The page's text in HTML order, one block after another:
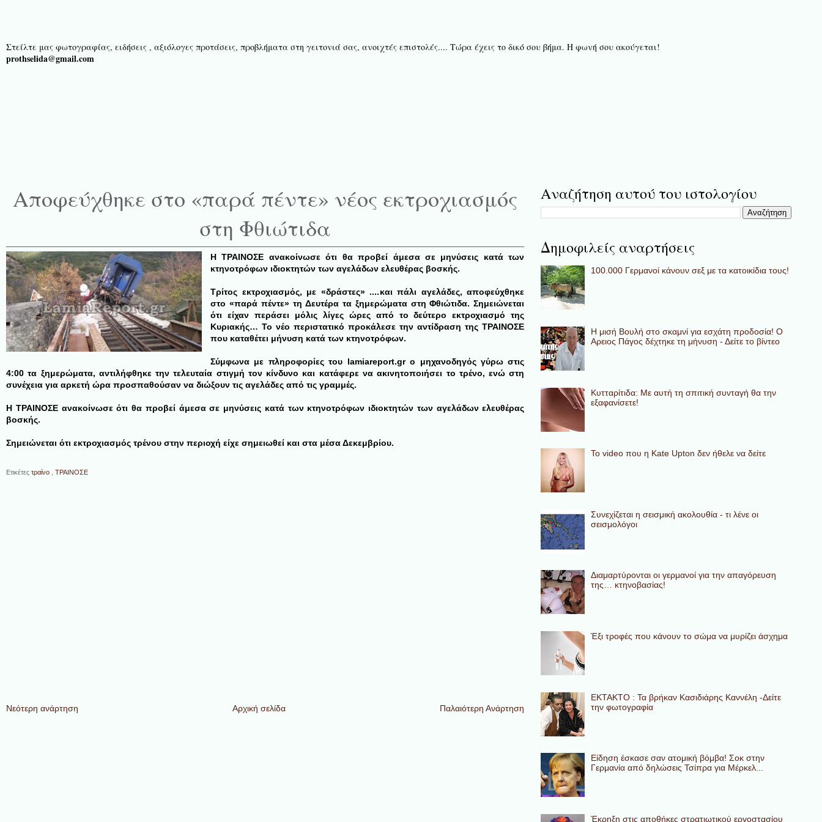
Στείλτε μας φωτογραφίας, ειδήσεις , αξιόλογες προτάσεις, προβλήματα στη γειτονιά σας, ανοιχτές επιστολές.... Τώρα έχεις το δικό σου βήμα. Η φωνή σου ακούγεται!
prothselida@gmail.com
Αποφεύχθηκε στο «παρά πέντε» νέος εκτροχιασμός
στη Φθιώτιδα
Η ΤΡΑΙΝΟΣΕ ανακοίνωσε ότι θα προβεί άμεσα σε μηνύσεις κατά των
κτηνοτρόφων ιδιοκτητών των αγελάδων ελευθέρας βοσκής.
Τρίτος εκτροχιασμός, με «δράστες» ....και πάλι αγελάδες, αποφεύχθηκε
στο «παρά πέντε» τη Δευτέρα τα ξημερώματα στη Φθιώτιδα. Σημειώνεται
ότι είχαν περάσει μόλις λίγες ώρες από το δεύτερο εκτροχιασμό της
Κυριακής… To νέο περιστατικό προκάλεσε την αντίδραση της ΤΡΑΙΝΟΣΕ
που καταθέτει μήνυση κατά των κτηνοτρόφων.
Σύμφωνα με πληροφορίες του lamiareport.gr ο μηχανοδηγός γύρω στις
4:00 τα ξημερώματα, αντιλήφθηκε την τελευταία στιγμή τον κίνδυνο και κατάφερε να ακινητοποιήσει το τρένο, ενώ στη
συνέχεια για αρκετή ώρα προσπαθούσαν να διώξουν τις αγελάδες από τις γραμμές.
Η ΤΡΑΙΝΟΣΕ ανακοίνωσε ότι θα προβεί άμεσα σε μηνύσεις κατά των κτηνοτρόφων ιδιοκτητών των αγελάδων ελευθέρας
βοσκής.
Σημειώνεται ότι εκτροχιασμός τρένου στην περιοχή είχε σημειωθεί και στα μέσα Δεκεμβρίου.
Ετικέτες τραίνο ΤΡΑΙΝΟΣΕ
Νεότερη ανάρτηση Παλαιότερη Ανάρτηση
Αρχική σελίδα
Αναζήτηση αυτού του ιστολογίου
Δημοφιλείς αναρτήσεις
100.000 Γερμανοί κάνουν σεξ με τα κατοικίδια τους!
Η μισή Βουλή στο σκαμνί για εσχάτη προδοσία! Ο
Αρειος Πάγος δέχτηκε τη μήνυση - Δείτε το βίντεο
Κυτταρίτιδα: Με αυτή τη σπιτική συνταγή θα την
εξαφανίσετε!
To video που η Kate Upton δεν ήθελε να δείτε
Συνεχίζεται η σεισμική ακολουθία - τι λένε οι
σεισμολόγοι
Διαμαρτύρονται οι γερμανοί για την απαγόρευση
της… κτηνοβασίας!
Έξι τροφές που κάνουν το σώμα να μυρίζει άσχημα
ΕΚΤΑΚΤΟ : Τα βρήκαν Κασιδιάρης Καννέλη -Δείτε
την φωτογραφία
Eίδηση έσκασε σαν ατομική βόμβα! Σοκ στην
Γερμανία από δηλώσεις Τσίπρα για Μέρκελ...
Έκρηξη στις αποθήκες στρατιωτικού εργοστασίου